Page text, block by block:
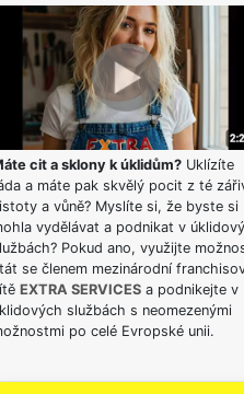
cit a sklony k úklidům?Uklízíte
a máte pak skvělý pocit z té
a vůně? Myslíte si, že byste si
vydělávat a podnikat v
Pokud ano, využijte
se členem mezinárodní
EXTRA SERVICESa podnikejte v
službách s neomezenými
po celé Evropské unii.